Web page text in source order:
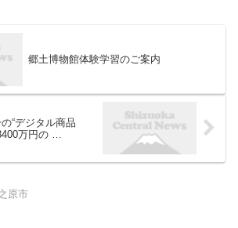
郷土博物館体験学習のご案内
“デジタル商品
万円の …
原市